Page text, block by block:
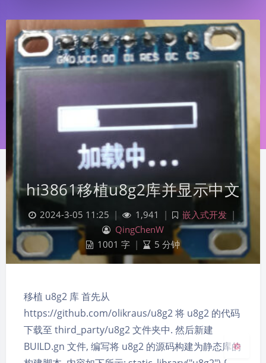
夜间模式
Sans Serif Serif
关闭 日落 暗化
hi3861移植u8g2库并显示中文
2024-3-05 11:25 1,941 嵌入式开发
QingChenW
1001 字
5 分钟
移植 u8g2 库 首先从
https://github.com/olikraus/u8g2 将 u8g2 的代码
下载至 third_party/u8g2 文件夹中. 然后新建
BUILD.gn 文件, 编写将 u8g2 的源码构建为静态库的